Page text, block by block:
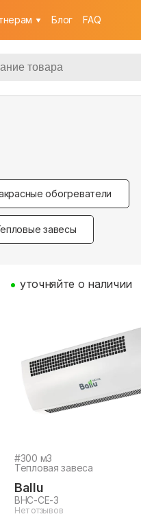
Блог FAQ
обогреватели
завесы
#300 м3
Тепловая завеса
Ballu
BHC-CE-3
Нет отзывов
уточняйте о наличии